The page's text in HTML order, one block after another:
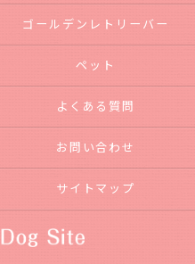
ゴールデンレトリーバー
ペット
よくある質問
お問い合わせ
サイトマップ